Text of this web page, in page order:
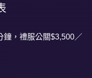
鐘，禮服公關$3,500／